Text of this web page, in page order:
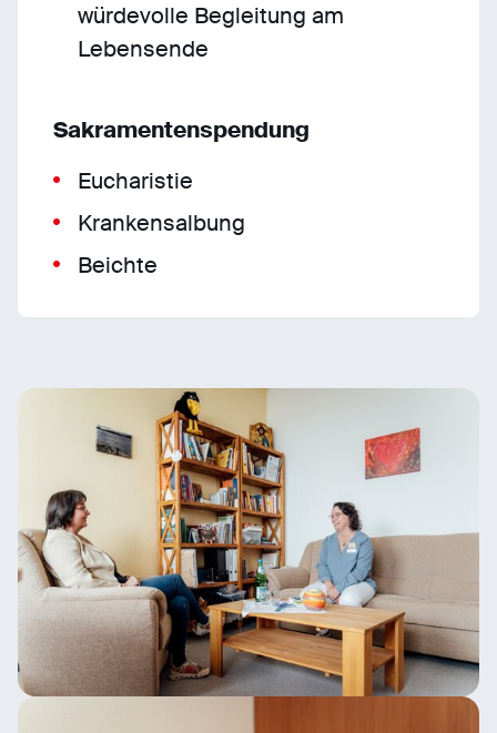
würdevolle Begleitung am
Lebensende
Sakramentenspendung
Eucharistie
Krankensalbung
Beichte